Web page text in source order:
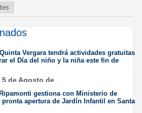
Vergara tendrá actividades gratuitas
el Día del niño y la niña este fin de
5 de Agosto de
gestiona con Ministerio de
pronta apertura de Jardín Infantil en Santa